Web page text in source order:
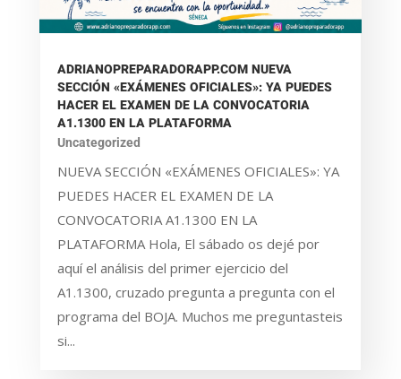
ADRIANOPREPARADORAPP.COM NUEVA
SECCIÓN «EXÁMENES OFICIALES»: YA PUEDES
HACER EL EXAMEN DE LA CONVOCATORIA
A1.1300 EN LA PLATAFORMA
Uncategorized
NUEVA SECCIÓN «EXÁMENES OFICIALES»: YA
PUEDES HACER EL EXAMEN DE LA
CONVOCATORIA A1.1300 EN LA
PLATAFORMA Hola, El sábado os dejé por
aquí el análisis del primer ejercicio del
A1.1300, cruzado pregunta a pregunta con el
programa del BOJA. Muchos me preguntasteis
si...